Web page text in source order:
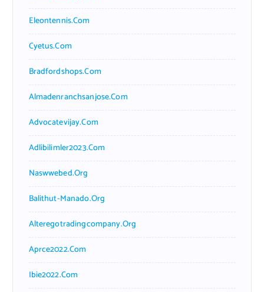
Eleontennis.com
Cyetus.com
Bradfordshops.com
Almadenranchsanjose.com
Advocatevijay.com
Adlibilimler2023.com
Naswwebed.org
Balithut-Manado.org
Alteregotradingcompany.org
Aprce2022.com
Ibie2022.com